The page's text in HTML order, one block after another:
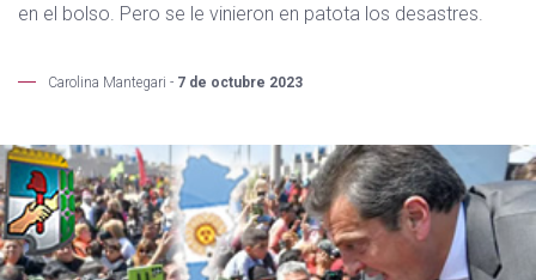
en el bolso. Pero se le vinieron en patota los desastres.
Carolina Mantegari - 7 de octubre 2023